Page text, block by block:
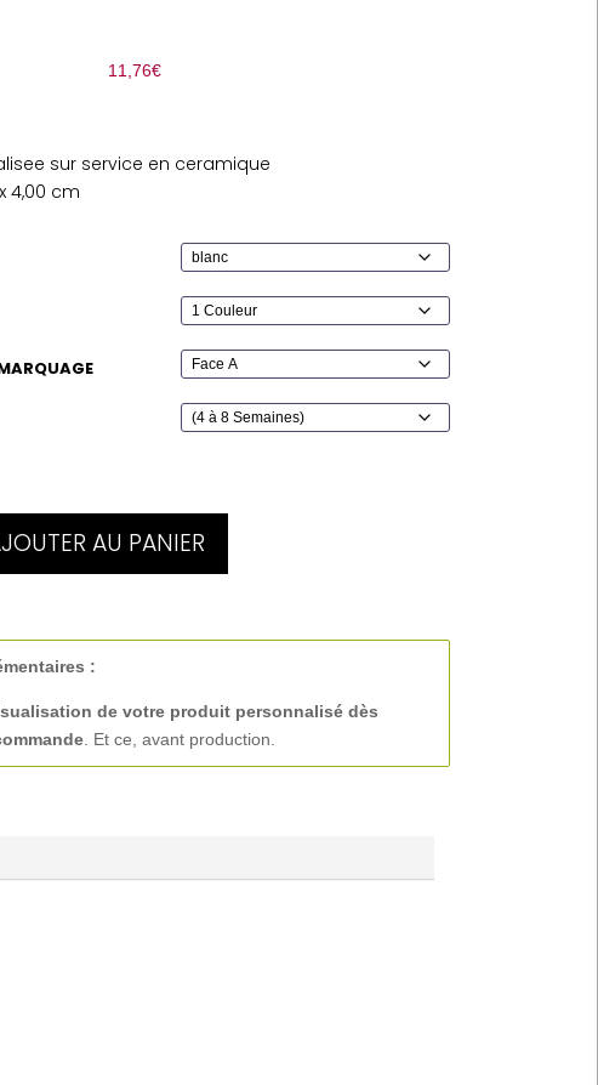
11,76€
sur service en ceramique
4,00 cm
AU PANIER
:
de votre produit personnalisé dès
. Et ce, avant production.